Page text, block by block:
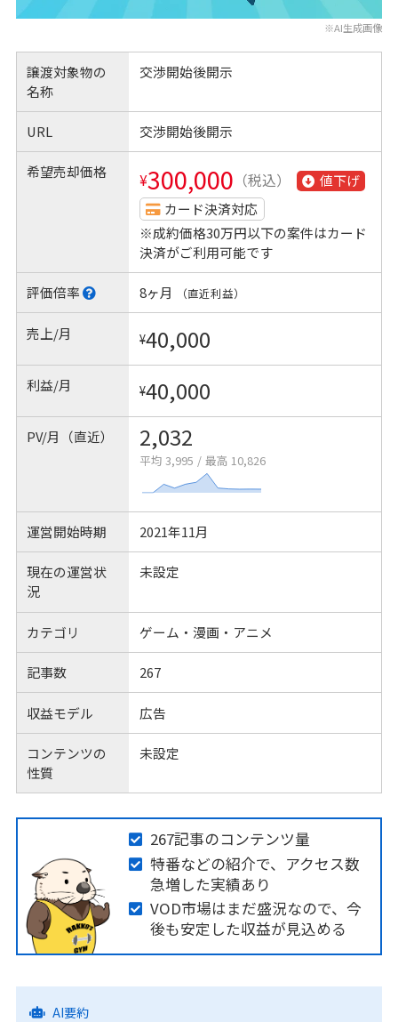
※AI生成画像
譲渡対象物の
名称
交渉開始後開示
URL 交渉開始後開示
希望売却価格 ¥300,000 （税込）
値下げ
カード決済対応
※成約価格30万円以下の案件はカード
決済がご利用可能です
評価倍率 8ヶ月 （直近利益）
売上/月 ¥40,000
利益/月 ¥40,000
PV/月（直近） 2,032
平均 3,995 / 最高 10,826
運営開始時期 2021年11月
現在の運営状
況
未設定
カテゴリ ゲーム・漫画・アニメ
記事数 267
収益モデル 広告
コンテンツの
性質
未設定
267記事のコンテンツ量
特番などの紹介で、アクセス数
急増した実績あり
VOD市場はまだ盛況なので、今
後も安定した収益が見込める
AI要約